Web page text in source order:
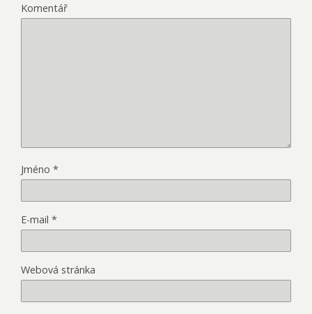
Komentář
Jméno *
E-mail *
Webová stránka